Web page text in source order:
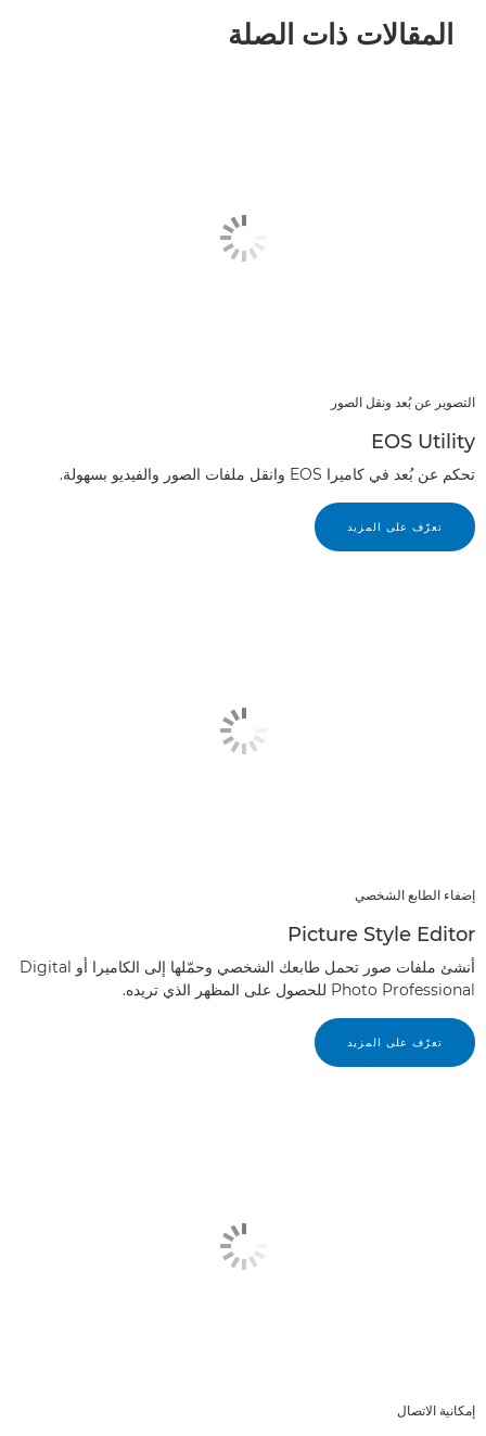
المقالات ذات الصلة
التصوير عن بُعد ونقل الصور
EOS Utility
تحكم عن بُعد في كاميرا EOS وانقل ملفات الصور والفيديو بسهولة.
تعرّف على المزيد
إضفاء الطابع الشخصي
Picture Style Editor
أنشئ ملفات صور تحمل طابعك الشخصي وحمّلها إلى الكاميرا أو Digital
Photo Professional للحصول على المظهر الذي تريده.
تعرّف على المزيد
إمكانية الاتصال